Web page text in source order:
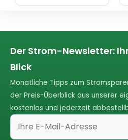
Der Strom-Newsletter:
Blick
Monatliche Tipps zum
der Preis-Überblick aus unserer
kostenlos und jederzeit